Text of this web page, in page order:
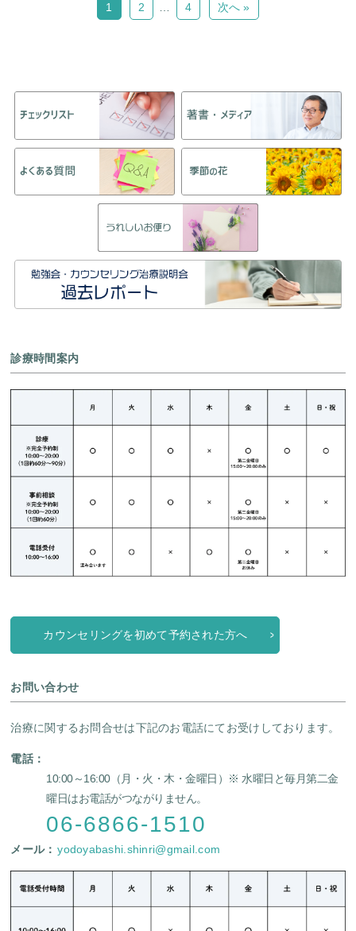
1 2 4 次へ »
診療時間案内
カウンセリングを初めて予約された方へ
お問い合わせ
治療に関するお問合せは下記のお電話にてお受けしております。
電話：
10:00～16:00（月・火・木・金曜日）
※ 水曜日と毎月第二金
曜日はお電話がつながりません。
06-6866-1510
メール： yodoyabashi.shinri@gmail.com